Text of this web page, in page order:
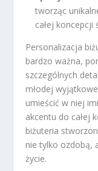
tworząc
całej koncepcji
Personalizacja
bardzo ważna,
szczególnych
młodej
umieścić w niej
akcentu do całej
biżuteria
nie tylko ozdobą,
życie.